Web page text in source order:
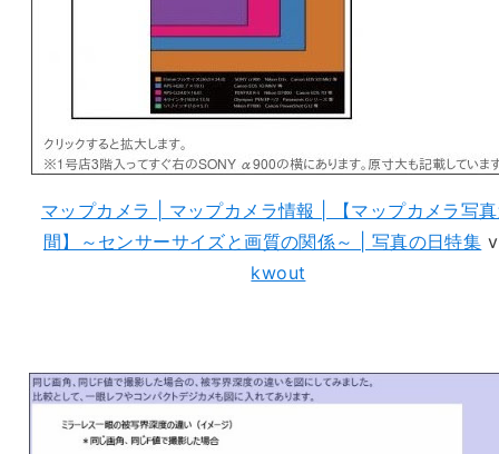
マップカメラ | マップカメラ情報 | 【マップカメラ写
間】～センサーサイズと画質の関係～ | 写真の日特集
kwout